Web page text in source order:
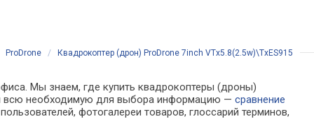
ProDrone / Квадрокоптер (дрон) ProDrone 7inch VTx5.8(2.5w)\TxES915
Мы знаем, где купить квадрокоптеры (дроны)
всю необходимую для выбора информацию —сравнение
пользователей, фотогалереи товаров, глоссарий терминов,